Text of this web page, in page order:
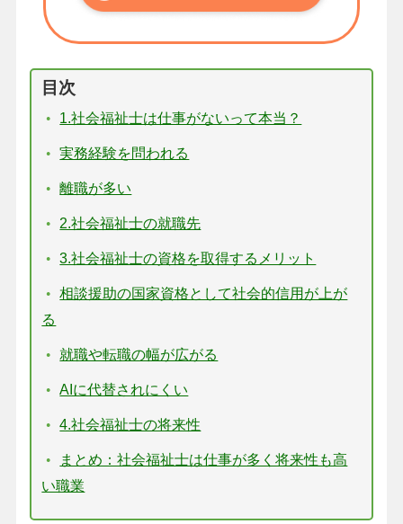
目次
1.社会福祉士は仕事がないって本当？
実務経験を問われる
離職が多い
2.社会福祉士の就職先
3.社会福祉士の資格を取得するメリット
相談援助の国家資格として社会的信用が上が
る
就職や転職の幅が広がる
AIに代替されにくい
4.社会福祉士の将来性
まとめ：社会福祉士は仕事が多く将来性も高
い職業